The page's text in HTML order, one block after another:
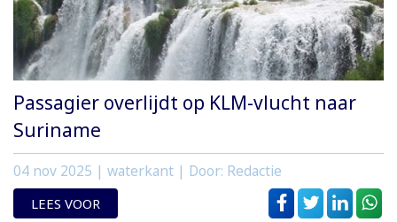
Passagier overlijdt op KLM-vlucht naar
Suriname
04 nov 2025 | waterkant | Door: Redactie
LEES VOOR